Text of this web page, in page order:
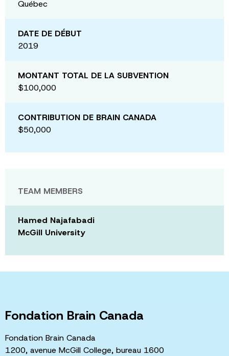
Québec
DATE DE DÉBUT
2019
MONTANT TOTAL DE LA SUBVENTION
$100,000
CONTRIBUTION DE BRAIN CANADA
$50,000
TEAM MEMBERS
Hamed Najafabadi
McGill University
Fondation Brain Canada
Fondation Brain Canada
1200, avenue McGill College, bureau 1600